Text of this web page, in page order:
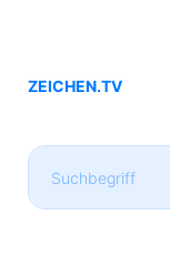
ZEICHEN.TV